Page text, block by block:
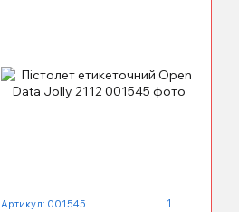
Артикул: 001545 1